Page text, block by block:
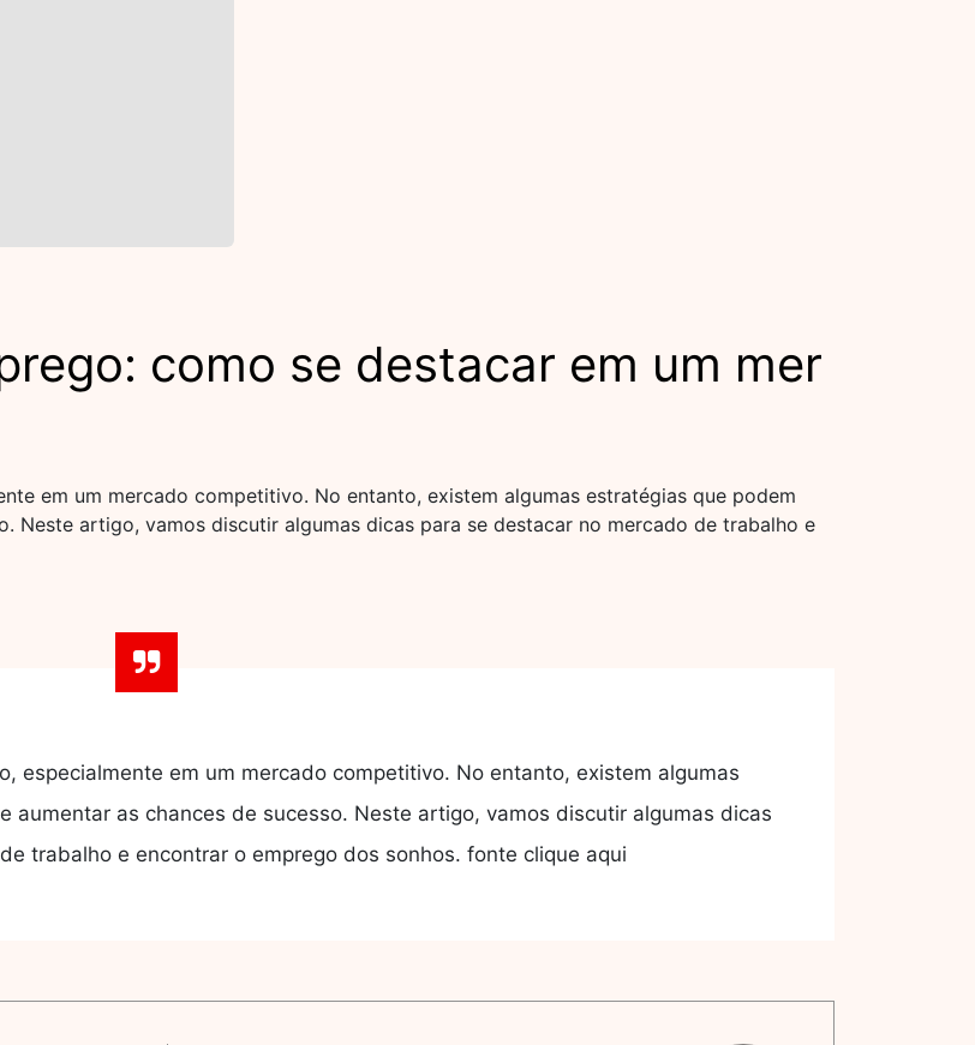
como se destacar em um mer
em um mercado competitivo. No entanto, existem algumas estratégias que podem
Neste artigo, vamos discutir algumas dicas para se destacar no mercado de trabalho e
especialmente em um mercado competitivo. No entanto, existem algumas
aumentar as chances de sucesso. Neste artigo, vamos discutir algumas dicas
trabalho e encontrar o emprego dos sonhos. fonte clique aqui